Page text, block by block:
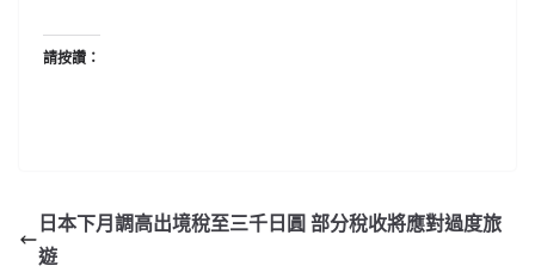
請按讚：
日本下月調高出境稅至三千日圓 部分稅收將應對過度旅
遊